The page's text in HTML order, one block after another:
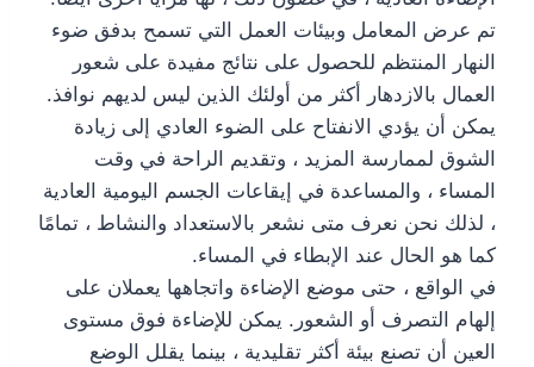
تم عرض المعامل وبيئات العمل التي تسمح بدفق ضوء
النهار المنتظم للحصول على نتائج مفيدة على شعور
العمال بالازدهار أكثر من أولئك الذين ليس لديهم نوافذ.
يمكن أن يؤدي الانفتاح على الضوء العادي إلى زيادة
الشوق لممارسة المزيد ، وتقديم الراحة في وقت
المساء ، والمساعدة في إيقاعات الجسم اليومية العادية
، لذلك نحن نعرف متى نشعر بالاستعداد والنشاط ، تمامًا
كما هو الحال عند الإبطاء في المساء.
في الواقع ، حتى موضع الإضاءة واتجاهها يعملان على
إلهام التصرف أو الشعور. يمكن للإضاءة فوق مستوى
العين أن تصنع بيئة أكثر تقليدية ، بينما يقلل الوضع